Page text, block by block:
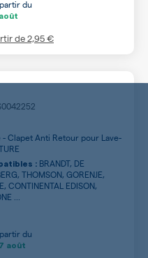
du
de2,95 €
- Clapet Anti Retour pour Lave-
: BRANDT, DE
THOMSON, GORENJE,
CONTINENTAL EDISON,
...
du
7 août